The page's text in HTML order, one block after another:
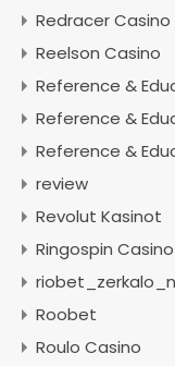
Redracer Casino
Reelson Casino
Reference &
Reference &
Reference &
review
Revolut Kasinot
Ringospin Casino
Roobet
Roulo Casino